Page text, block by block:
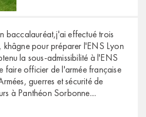
baccalauréat,j'ai effectué trois
khâgne pour préparer l'ENS Lyon
la sous-admissibilité à l'ENS
faire officier de l'armée française
guerres et sécurité de
à Panthéon Sorbonne....